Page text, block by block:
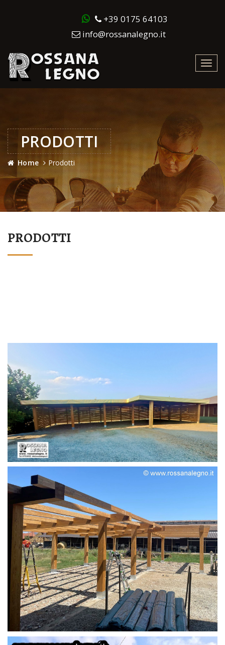
+39 0175 64103
info@rossanalegno.it
PRODOTTI
Home Prodotti
PRODOTTI
STRUTTURA
STRUTTURA